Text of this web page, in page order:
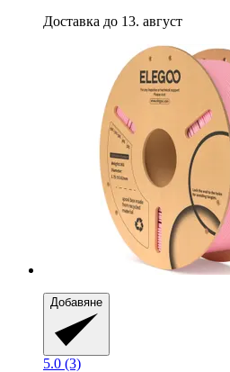
Доставка до 13. август
Добавяне
5.0 (3)